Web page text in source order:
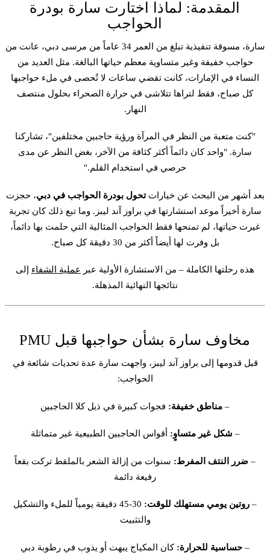
المقدمة: لماذا اختارت سارة بودرة
الحواجب
سارة، مسوقة تنفيذية تبلغ من العمر 34 عاماً من مرسى دبي، عانت من
حواجب خفيفة وغير متساوية معظم حياتها البالغة. مثل العديد من
النساء في الإمارات، كانت تقضي ساعات لا تُحصى في ملء حواجبها
كل صباح، فقط لتراها تتلاشى في حرارة الصحراء بحلول منتصف
النهار.
"كنت متعبة من النظر في المرآة ورؤية حاجبين مختلفين"، تشاركنا
سارة. "واحد كان دائماً أكثر كثافة من الآخر، بغض النظر عن مدى
حرصي في استخدام القلم."
بعد أشهر من البحث عن خياراتتحول بودرة الحواجب في دبي، حجزت
سارة أخيراً موعد استشارتها في براوز آند ليبز. وما تبع ذلك كان تجربة
غيرت حياتها، لم تمنحها فقط الحواجب المثالية التي حلمت بها دائماً،
بل وفرت لها أيضاً أكثر من 30 دقيقة كل صباح.
هذه رحلتها الكاملة – من الاستشارة الأولية عبر عملية الشفاء إلى
نتائجها النهائية المذهلة.
مخاوف سارة بشأن حواجبها قبل PMU
قبل قدومها إلى براوز آند ليبز، واجهت سارة عدة تحديات شائعة في
الحواجب:
– مناطق خفيفة: فجوات كبيرة في ذيل كلا الحاجبين
– شكل غير متساوٍ: أقواس الحاجبين الطبيعية غير متماثلة
– ضرر النتف المفرط: سنوات من إزالة الشعر بالملقط تركت بقعاً
رفيعة دائمة
– روتين يومي مستهلك للوقت:
30-45 دقيقة يومياً للملء والتشكيل
والتثبيت
– حساسية للحرارة: كان المكياج يبهت أو يذوب في رطوبة دبي